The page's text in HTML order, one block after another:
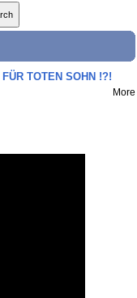
TOTEN SOHN !?!
More